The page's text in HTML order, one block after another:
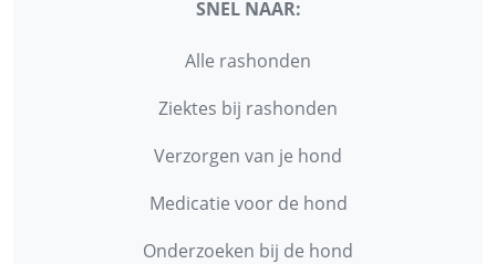
SNEL NAAR:
Alle rashonden
Ziektes bij rashonden
Verzorgen van je hond
Medicatie voor de hond
Onderzoeken bij de hond